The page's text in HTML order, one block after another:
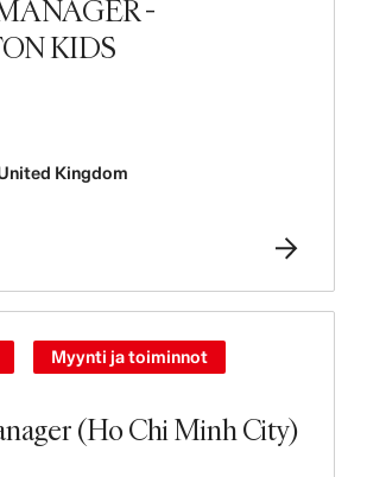
-
KIDS
Kingdom
(Ho Chi Minh City)
Myynti ja toiminnot